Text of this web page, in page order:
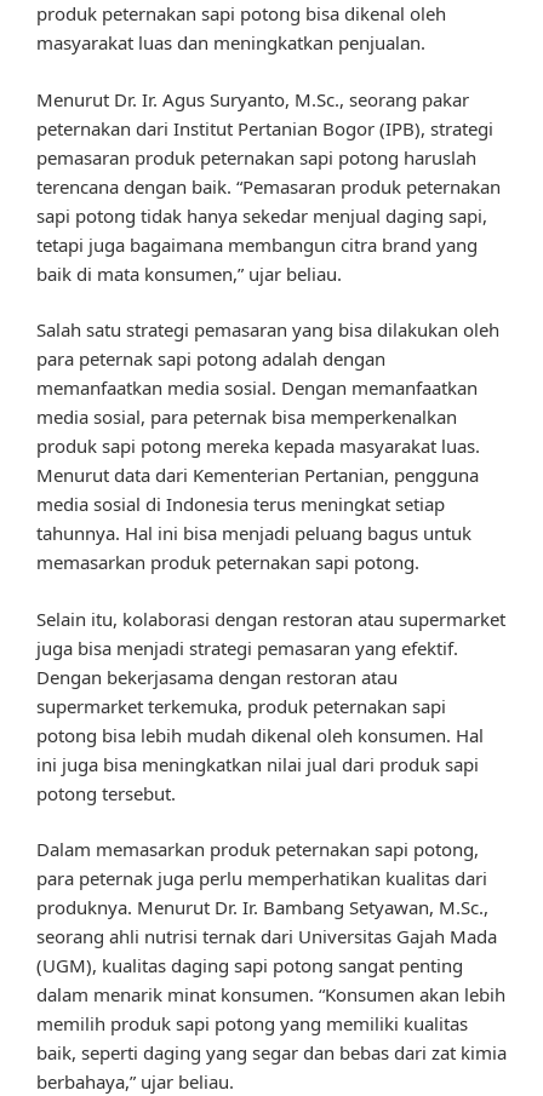
produk peternakan sapi potong bisa dikenal oleh
masyarakat luas dan meningkatkan penjualan.
Menurut Dr. Ir. Agus Suryanto, M.Sc., seorang pakar
peternakan dari Institut Pertanian Bogor (IPB), strategi
pemasaran produk peternakan sapi potong haruslah
terencana dengan baik. “Pemasaran produk peternakan
sapi potong tidak hanya sekedar menjual daging sapi,
tetapi juga bagaimana membangun citra brand yang
baik di mata konsumen,” ujar beliau.
Salah satu strategi pemasaran yang bisa dilakukan oleh
para peternak sapi potong adalah dengan
memanfaatkan media sosial. Dengan memanfaatkan
media sosial, para peternak bisa memperkenalkan
produk sapi potong mereka kepada masyarakat luas.
Menurut data dari Kementerian Pertanian, pengguna
media sosial di Indonesia terus meningkat setiap
tahunnya. Hal ini bisa menjadi peluang bagus untuk
memasarkan produk peternakan sapi potong.
Selain itu, kolaborasi dengan restoran atau supermarket
juga bisa menjadi strategi pemasaran yang efektif.
Dengan bekerjasama dengan restoran atau
supermarket terkemuka, produk peternakan sapi
potong bisa lebih mudah dikenal oleh konsumen. Hal
ini juga bisa meningkatkan nilai jual dari produk sapi
potong tersebut.
Dalam memasarkan produk peternakan sapi potong,
para peternak juga perlu memperhatikan kualitas dari
produknya. Menurut Dr. Ir. Bambang Setyawan, M.Sc.,
seorang ahli nutrisi ternak dari Universitas Gajah Mada
(UGM), kualitas daging sapi potong sangat penting
dalam menarik minat konsumen. “Konsumen akan lebih
memilih produk sapi potong yang memiliki kualitas
baik, seperti daging yang segar dan bebas dari zat kimia
berbahaya,” ujar beliau.